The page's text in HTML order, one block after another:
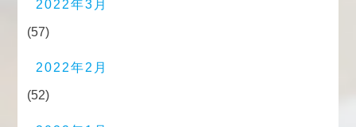
2022年3月
(57)
2022年2月
(52)